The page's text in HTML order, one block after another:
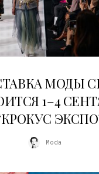
МОДЫ
1–4
Moda